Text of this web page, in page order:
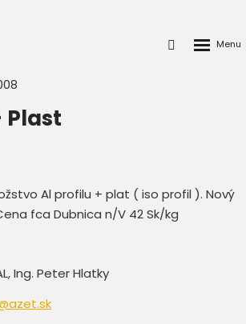
Přihlášení
Plast
Al profilu + plat ( iso profil ). Nový
fca Dubnica n/V 42 Sk/kg
Ing. Peter Hlatky